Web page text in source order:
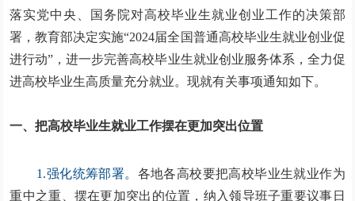
落实党中央、国务院对高校毕业生就业创业工作的决策部
署，教育部决定实施“2024届全国普通高校毕业生就业创业促
进行动”，进一步完善高校毕业生就业创业服务体系，全力促
进高校毕业生高质量充分就业。现就有关事项通知如下。
一、把高校毕业生就业工作摆在更加突出位置
1.强化统筹部署。 各地各高校要把高校毕业生就业作为
重中之重、摆在更加突出的位置，纳入领导班子重要议事日